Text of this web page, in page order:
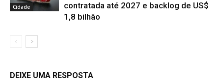
Cidade
contratada até 2027 e backlog de US$
1,8 bilhão
DEIXE UMA RESPOSTA